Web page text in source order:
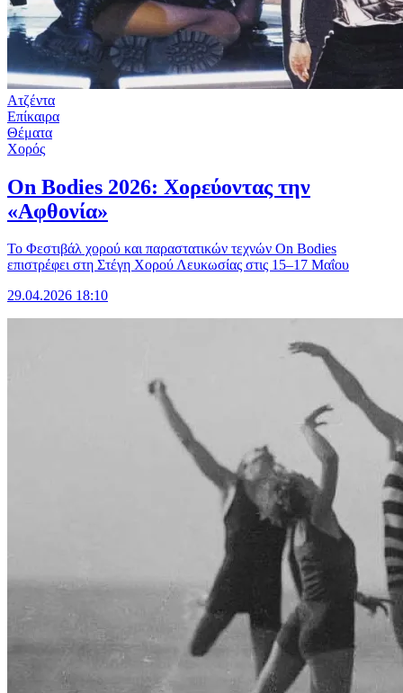
Ατζέντα
Επίκαιρα
Θέματα
Χορός
On Bodies 2026: Χορεύοντας την
«Αφθονία»
Το Φεστιβάλ χορού και παραστατικών τεχνών On Bodies
επιστρέφει στη Στέγη Χορού Λευκωσίας στις 15–17 Μαΐου
29.04.2026 18:10